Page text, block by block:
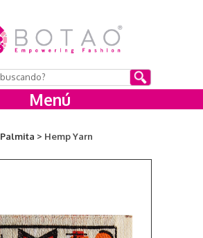
Menú
Palmita > Hemp Yarn